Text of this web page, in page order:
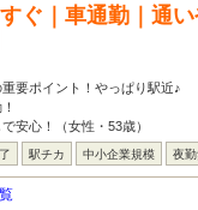
ぐ｜車通勤｜通
要ポイント！やっぱり駅近♪
安心！（女性・53歳）
駅チカ 中小企業規模 夜勤